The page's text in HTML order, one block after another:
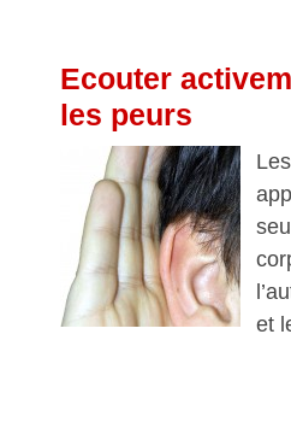
Ecouter
les peurs
et